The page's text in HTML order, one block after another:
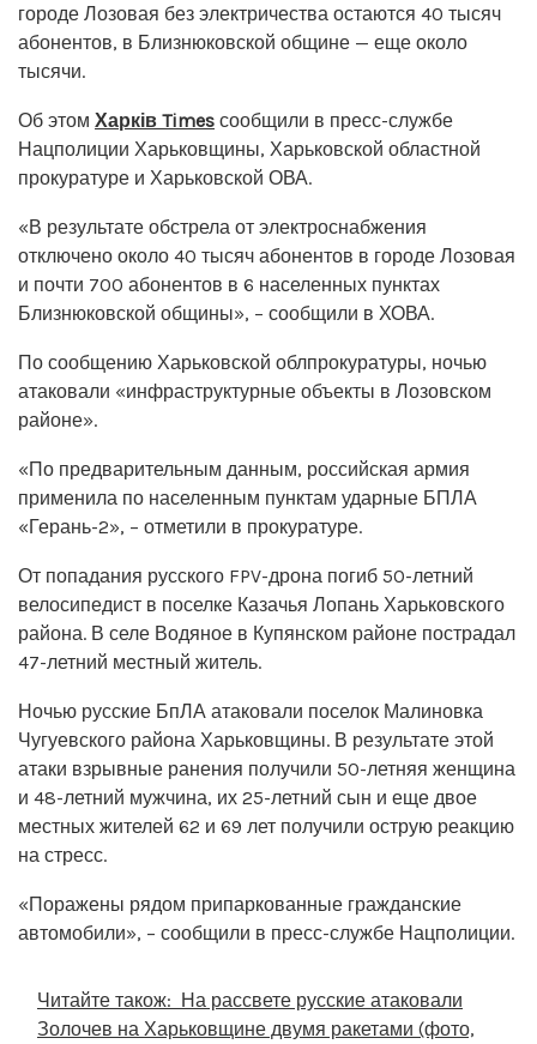
городе Лозовая без электричества остаются 40 тысяч
абонентов, в Близнюковской общине — еще около
тысячи.
Об этом Харків Times сообщили в пресс-службе
Нацполиции Харьковщины, Харьковской областной
прокуратуре и Харьковской ОВА.
«В результате обстрела от электроснабжения
отключено около 40 тысяч абонентов в городе Лозовая
и почти 700 абонентов в 6 населенных пунктах
Близнюковской общины», – сообщили в ХОВА.
По сообщению Харьковской облпрокуратуры, ночью
атаковали «инфраструктурные объекты в Лозовском
районе».
«По предварительным данным, российская армия
применила по населенным пунктам ударные БПЛА
«Герань-2», – отметили в прокуратуре.
От попадания русского FPV-дрона погиб 50-летний
велосипедист в поселке Казачья Лопань Харьковского
района. В селе Водяное в Купянском районе пострадал
47-летний местный житель.
Ночью русские БпЛА атаковали поселок Малиновка
Чугуевского района Харьковщины. В результате этой
атаки взрывные ранения получили 50-летняя женщина
и 48-летний мужчина, их 25-летний сын и еще двое
местных жителей 62 и 69 лет получили острую реакцию
на стресс.
«Поражены рядом припаркованные гражданские
автомобили», – сообщили в пресс-службе Нацполиции.
Читайте також: На рассвете русские атаковали
Золочев на Харьковщине двумя ракетами (фото,